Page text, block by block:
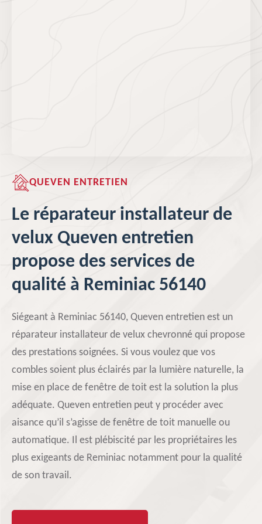
QUEVEN ENTRETIEN
Le réparateur installateur de
velux Queven entretien
propose des services de
qualité à Reminiac 56140
Siégeant à Reminiac 56140, Queven entretien est un
réparateur installateur de velux chevronné qui propose
des prestations soignées. Si vous voulez que vos
combles soient plus éclairés par la lumière naturelle, la
mise en place de fenêtre de toit est la solution la plus
adéquate. Queven entretien peut y procéder avec
aisance qu’il s’agisse de fenêtre de toit manuelle ou
automatique. Il est plébiscité par les propriétaires les
plus exigeants de Reminiac notamment pour la qualité
de son travail.